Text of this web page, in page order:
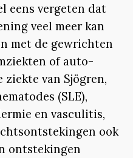
eens vergeten dat
veel meer kan
met de gewrichten
of auto-
van Sjögren,
(SLE),
en vasculitis,
ook
ontstekingen